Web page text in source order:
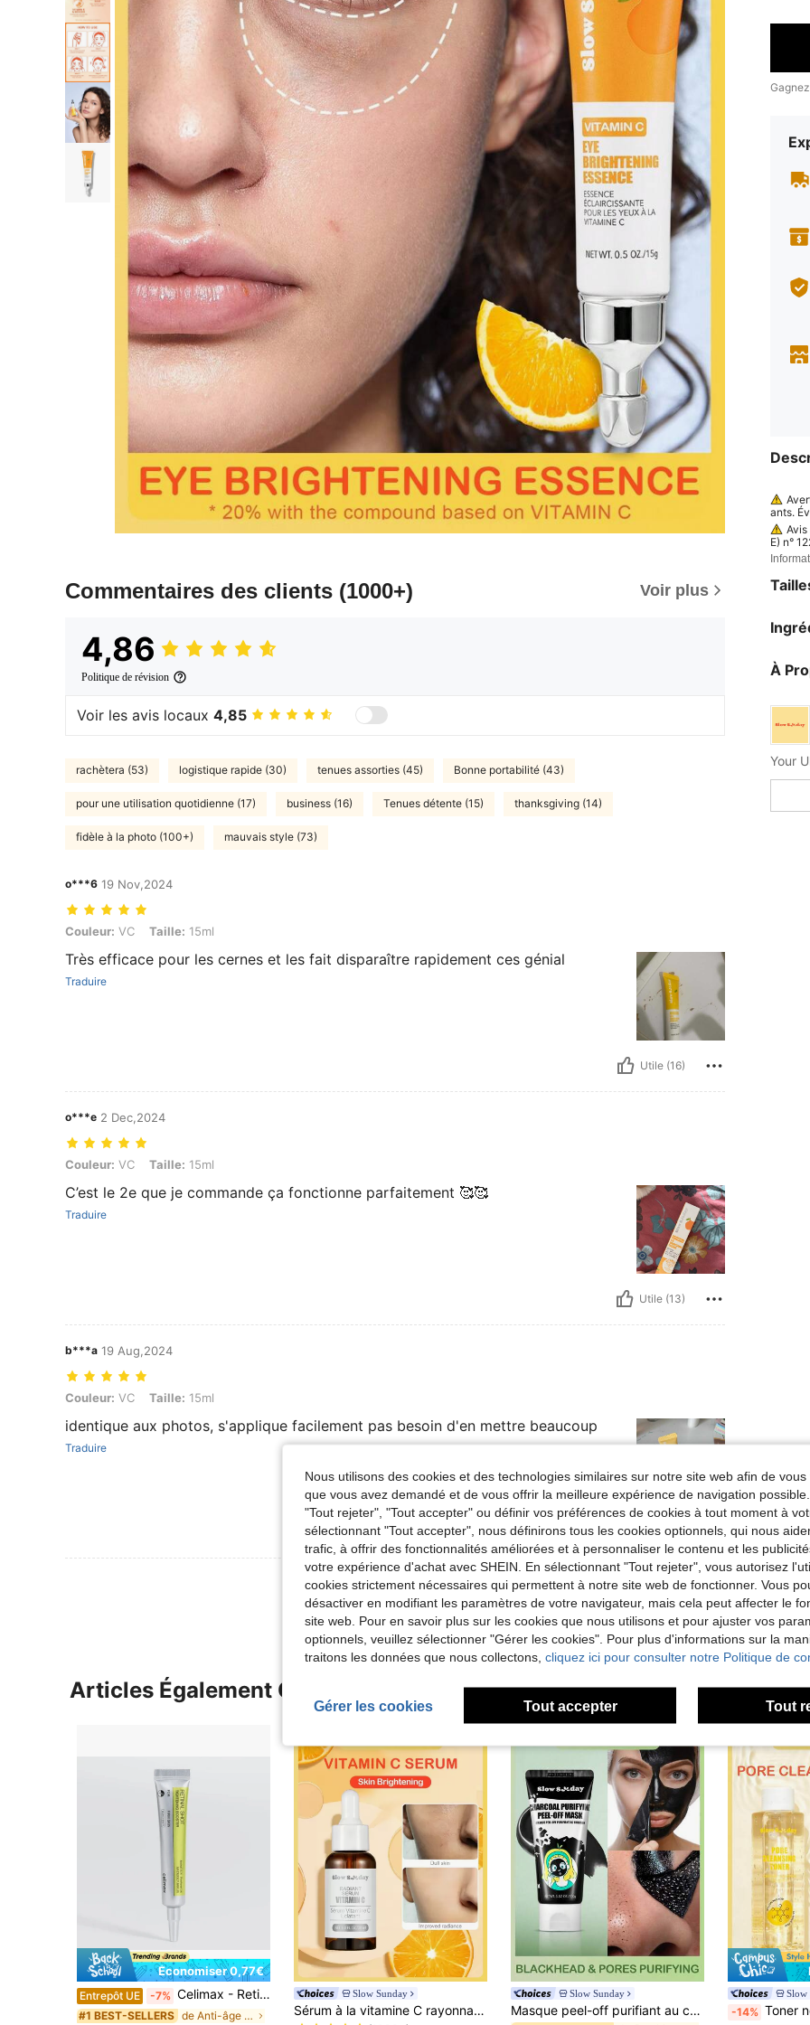
Commentaires des clients (1000+) Voir plus
4,86
Politique de révision
Voir les avis locaux 4,85
rachètera (53) logistique rapide (30) tenues assorties (45) Bonne portabilité (43)
pour une utilisation quotidienne (17) business (16) Tenues détente (15) thanksgiving (14)
fidèle à la photo (100+) mauvais style (73)
o***6 19 Nov,2024
Couleur: VC, Taille: 15ml
Couleur: VC Taille: 15ml
Très efficace pour les cernes et les fait disparaître rapidement ces génial
Traduire
Utile (16)
o***e 2 Dec,2024
Couleur: VC, Taille: 15ml
Couleur: VC Taille: 15ml
C’est le 2e que je commande ça fonctionne parfaitement 🥰🥰
Traduire
Utile (13)
b***a 19 Aug,2024
Couleur: VC, Taille: 15ml
Couleur: VC Taille: 15ml
identique aux photos, s'applique facilement pas besoin d'en mettre beaucoup
Traduire
Utile (9)
Voir Plus D'avis
ants.
u
E) n°
st ≤ 30
e ; 2.
ouvert
ue, les
À
Your
Articles Également Consultés
Économiser 0,77€
Entrepôt UE -7% Celimax - Retinal Shot Tightening Booster 15ml Booster Anti-Age
#1 BEST-SELLERS de Anti-âge Sérums et soins du visage
Slow Sunday
Sérum à la vitamine C rayonnant SlowSunday, hydratation en profondeur, éclaircit la peau, uniformise le teint, améliore l'aspect terne, réduit les rides, antioxydant, lisse les rides fines, pore minimisant, lissant et floutant le primer, convient pour l'été, Y2K
#1 BEST-SELLERS
(1000+)
Slow Sunday
Masque peel-off purifiant au charbon SlowSunday, masque facial, extracteur de points noirs, nettoyage en profondeur, soins de la peau coréens, K-Beauty, idéal pour les fêtes, convient pour l'été
Slow
-14% Toner nettoyant pour les pores, hydrate et illumine, minimise
Nous utilisons des cookies et des technologies similaires sur notre site web afin de
que vous avez demandé et de vous offrir la meilleure expérience de navigation
"Tout rejeter", "Tout accepter" ou définir vos préférences de cookies à tout moment à
sélectionnant "Tout accepter", nous définirons tous les cookies optionnels, qui nous
trafic, à offrir des fonctionnalités améliorées et à personnaliser le contenu et les
votre expérience d'achat avec SHEIN. En sélectionnant "Tout rejeter", vous autorisez
cookies strictement nécessaires qui permettent à notre site web de fonctionner. Vous
désactiver en modifiant les paramètres de votre navigateur, mais cela peut affecter le
site web. Pour en savoir plus sur les cookies que nous utilisons et pour ajuster vos
optionnels, veuillez sélectionner "Gérer les cookies". Pour plus d'informations sur la
traitons les données que nous collectons, cliquez ici pour consulter notre Politique de
Gérer les cookies Tout accepter Tout